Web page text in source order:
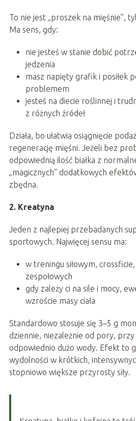
To nie jest „proszek na mięśnie”,
Ma sens, gdy:
nie jesteś w stanie dobić
jedzenia
masz napięty grafik i posiłek
problemem
jesteś na diecie roślinnej i
z różnych źródeł
Działa, bo ułatwia osiągnięcie
regenerację mięśni. Jeżeli bez
odpowiednią ilość białka z
„magicznych” dodatkowych
zbędna.
2. Kreatyna
Jeden z najlepiej przebadanych
sportowych. Najwięcej sensu ma:
w treningu siłowym,
zespołowych
gdy zależy ci na sile i mocy,
wzroście masy ciała
Standardowo stosuje się 3–5 g
dziennie, niezależnie od pory, przy
odpowiednio dużo wody. Efekt to
wydolności w krótkich,
stopniowo większe przyrosty siły.